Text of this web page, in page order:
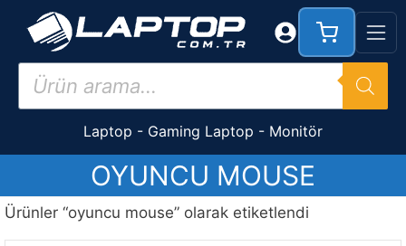
İçeriğe
Products
search
Laptop - Gaming Laptop - Monitör
OYUNCU MOUSE
Ürünler “oyuncu mouse” olarak etiketlendi